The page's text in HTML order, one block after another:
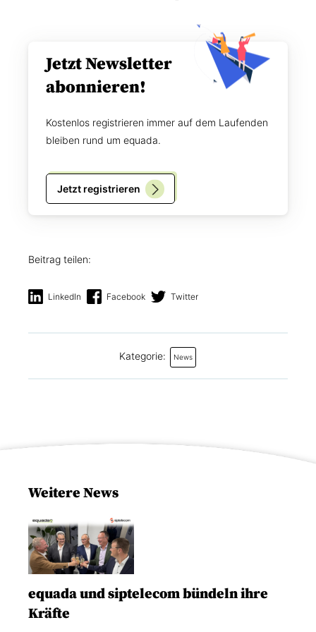
Jetzt Newsletter
abonnieren!
Kostenlos registrieren immer auf dem Laufenden
bleiben rund um equada.
Jetzt registrieren
Beitrag teilen:
LinkedIn Facebook Twitter
Kategorie: News
Weitere News
equada und siptelecom bündeln ihre
Kräfte